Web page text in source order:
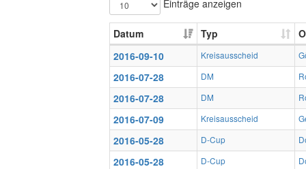
Einträge anzeigen
Datum Typ
2016-09-10
Kreisausscheid
2016-07-28 DM
2016-07-28 DM
2016-07-09 Kreisausscheid
2016-05-28 D-Cup
2016-05-28 D-Cup